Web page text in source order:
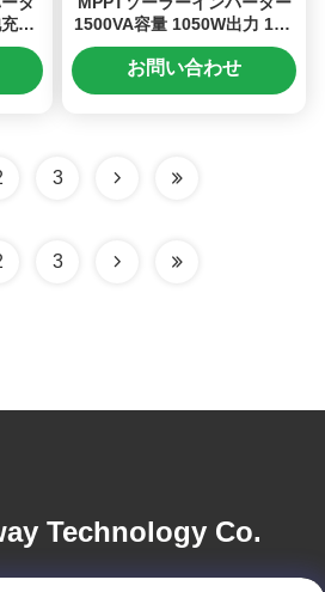
電
ト
1500VA容量 1050W出力 12V
入力 純粋正弦波UPS オフグ
リッド機能
お問い合わせ
3
3
Technology Co.